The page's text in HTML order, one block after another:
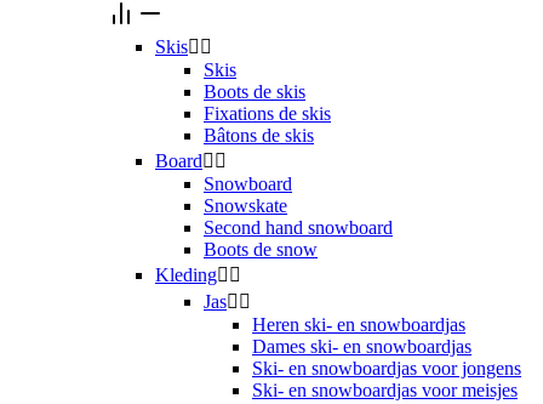
Skis 
Skis
Boots de skis
Fixations de skis
Bâtons de skis
Board 
Snowboard
Snowskate
Second hand snowboard
Boots de snow
Kleding 
Jas 
Heren ski- en snowboardjas
Dames ski- en snowboardjas
Ski- en snowboardjas voor jongens
Ski- en snowboardjas voor meisjes